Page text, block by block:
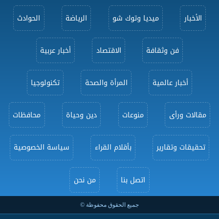
الأخبار ميديا وتوك شو الرياضة الحوادث
فن وثقافة الاقتصاد أخبار عربية
أخبار عالمية المرأة والصحة تكنولوجيا
مقالات ورأى منوعات دين وحياة محافظات
تحقيقات وتقارير بأقلام القراء سياسة الخصوصية
اتصل بنا من نحن
جميع الحقوق محفوظة ©